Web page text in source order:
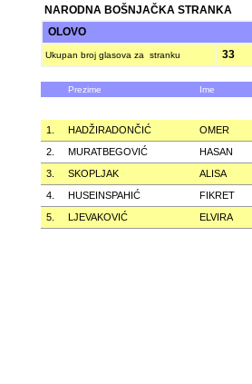
NARODNA BOŠNJAČKA STRANKA
OLOVO
Ukupan broj glasova za stranku 33
Prezime Ime
1. HADŽIRADONČIĆ
OMER
2.
MURATBEGOVIĆ
HASAN
3.
SKOPLJAK
ALISA
4.
HUSEINSPAHIĆ
FIKRET
5.
LJEVAKOVIĆ ELVIRA